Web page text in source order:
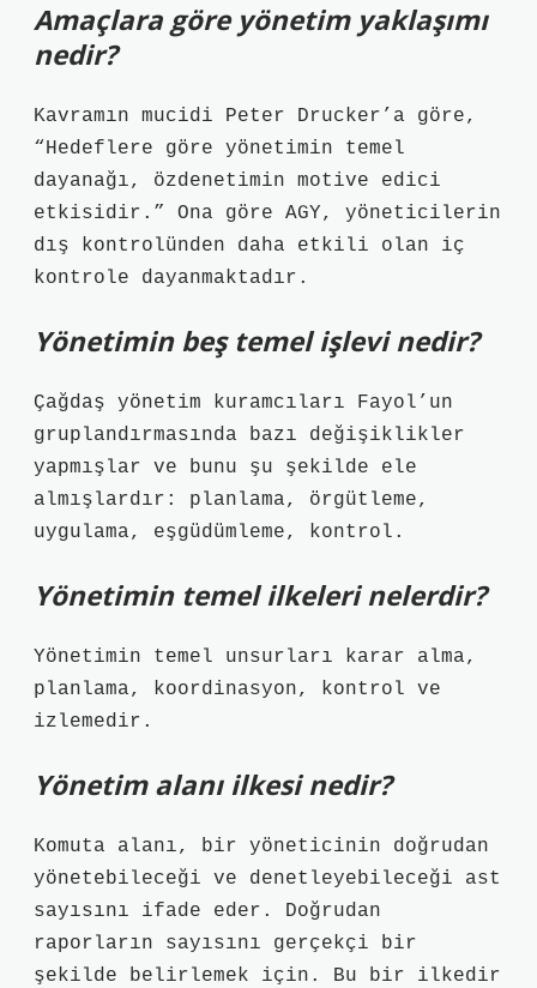
Amaçlara göre yönetim yaklaşımı
nedir?
Kavramın mucidi Peter Drucker’a göre,
“Hedeflere göre yönetimin temel
dayanağı, özdenetimin motive edici
etkisidir.” Ona göre AGY, yöneticilerin
dış kontrolünden daha etkili olan iç
kontrole dayanmaktadır.
Yönetimin beş temel işlevi nedir?
Çağdaş yönetim kuramcıları Fayol’un
gruplandırmasında bazı değişiklikler
yapmışlar ve bunu şu şekilde ele
almışlardır: planlama, örgütleme,
uygulama, eşgüdümleme, kontrol.
Yönetimin temel ilkeleri nelerdir?
Yönetimin temel unsurları karar alma,
planlama, koordinasyon, kontrol ve
izlemedir.
Yönetim alanı ilkesi nedir?
Komuta alanı, bir yöneticinin doğrudan
yönetebileceği ve denetleyebileceği ast
sayısını ifade eder. Doğrudan
raporların sayısını gerçekçi bir
şekilde belirlemek için. Bu bir ilkedir